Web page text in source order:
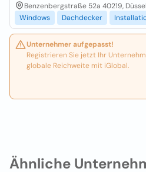
Ähnliche
Benzenbergstraße 52a 40219,
Windows
Dachdecker
Unternehmer aufgepasst!
Registrieren Sie jetzt Ihr
globale Reichweite mit iGlobal.